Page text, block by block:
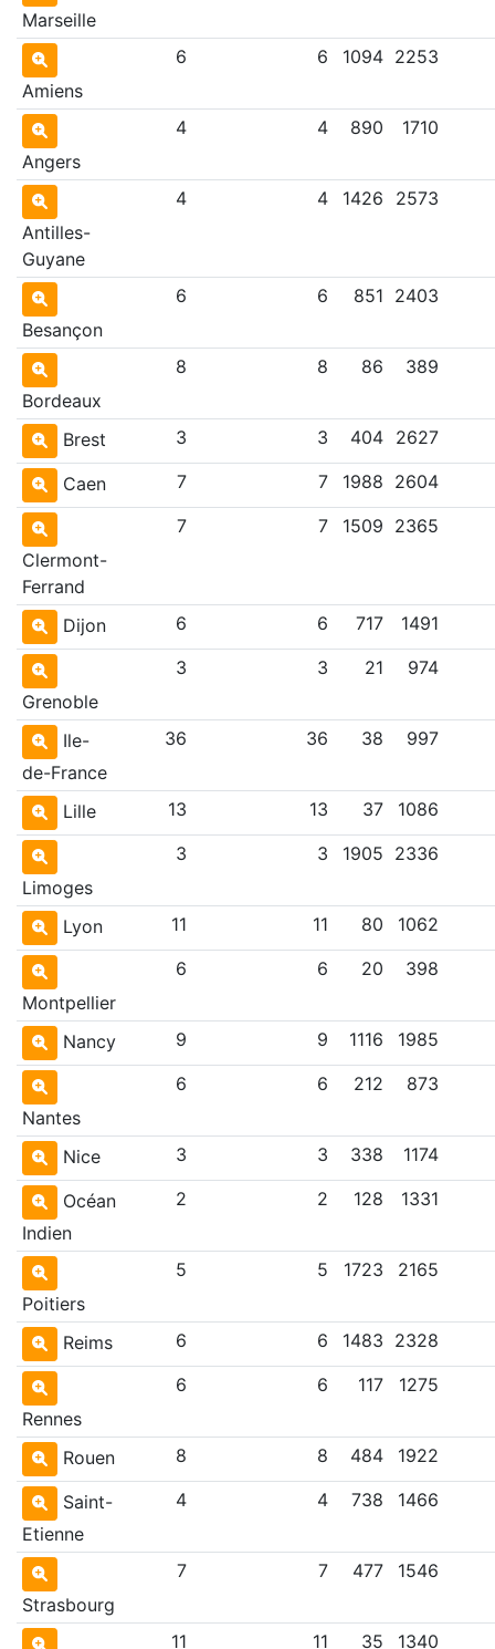
Marseille
Amiens
6 6 1094 2253
Angers
4 4 890 1710
Antilles-
Guyane
4 4 1426 2573
Besançon
6 6 851 2403
Bordeaux
8 8 86 389
Brest 3 3 404 2627
Caen 7 7 1988 2604
Clermont-
Ferrand
7 7 1509 2365
Dijon 6 6 717 1491
Grenoble
3 3 21 974
Ile-
de-France
36 36 38 997
Lille 13 13 37 1086
Limoges
3 3 1905 2336
Lyon 11 11 80 1062
Montpellier
6 6 20 398
Nancy 9 9 1116 1985
Nantes
6 6 212 873
Nice 3 3 338 1174
Océan
Indien
2 2 128 1331
Poitiers
5 5 1723 2165
Reims 6 6 1483 2328
Rennes
6 6 117 1275
Rouen 8 8 484 1922
Saint-
Etienne
4 4 738 1466
Strasbourg
7 7 477 1546
11 11 35 1340